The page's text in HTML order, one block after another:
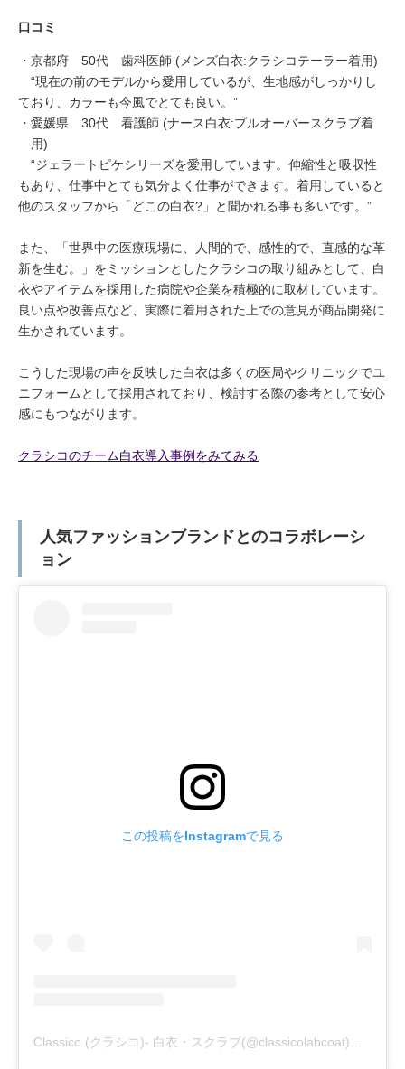
口コミ
京都府 50代 歯科医師 (メンズ白衣:クラシコテーラー着用)
“現在の前のモデルから愛用しているが、生地感がしっかりし
ており、カラーも今風でとても良い。”
愛媛県 30代 看護師 (ナース白衣:プルオーバースクラブ着
用)
“ジェラートピケシリーズを愛用しています。伸縮性と吸収性
もあり、仕事中とても気分よく仕事ができます。着用していると
他のスタッフから「どこの白衣?」と聞かれる事も多いです。”
また、「世界中の医療現場に、人間的で、感性的で、直感的な革
新を生む。」をミッションとしたクラシコの取り組みとして、白
衣やアイテムを採用した病院や企業を積極的に取材しています。
良い点や改善点など、実際に着用された上での意見が商品開発に
生かされています。
こうした現場の声を反映した白衣は多くの医局やクリニックでユ
ニフォームとして採用されており、検討する際の参考として安心
感にもつながります。
クラシコのチーム白衣導入事例をみてみる
人気ファッションブランドとのコラボレーシ
ョン
この投稿をInstagramで見る